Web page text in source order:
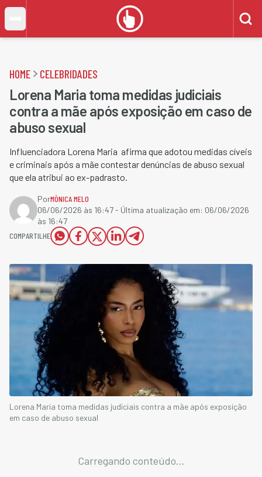
HOME CELEBRIDADES
Lorena Maria toma medidas judiciais
contra a mãe após exposição em caso de
abuso sexual
Influenciadora Lorena Maria afirma que adotou medidas cíveis
e criminais após a mãe contestar denúncias de abuso sexual
que ela atribui ao ex-padrasto.
PorMÔNICA MELO
06/06/2026 às 16:47- Última atualização em: 06/06/2026
às 16:47
COMPARTILHE
Lorena Maria toma medidas judiciais contra a mãe após exposição
em caso de abuso sexual
Carregando conteúdo...